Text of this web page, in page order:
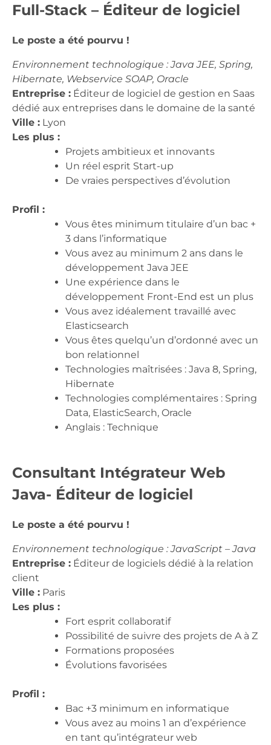
Full-Stack – Éditeur de logiciel
Le poste a été pourvu !
Environnement technologique : Java JEE, Spring,
Hibernate, Webservice SOAP, Oracle
Entreprise : Éditeur de logiciel de gestion en Saas
dédié aux entreprises dans le domaine de la santé
Ville : Lyon
Les plus :
Projets ambitieux et innovants
Un réel esprit Start-up
De vraies perspectives d’évolution
Profil :
Vous êtes minimum titulaire d’un bac +
3 dans l’informatique
Vous avez au minimum 2 ans dans le
développement Java JEE
Une expérience dans le
développement Front-End est un plus
Vous avez idéalement travaillé avec
Elasticsearch
Vous êtes quelqu’un d’ordonné avec un
bon relationnel
Technologies maîtrisées : Java 8, Spring,
Hibernate
Technologies complémentaires : Spring
Data, ElasticSearch, Oracle
Anglais : Technique
Consultant Intégrateur Web
Java- Éditeur de logiciel
Le poste a été pourvu !
Environnement technologique : JavaScript – Java
Entreprise : Éditeur de logiciels dédié à la relation
client
Ville : Paris
Les plus :
Fort esprit collaboratif
Possibilité de suivre des projets de A à Z
Formations proposées
Évolutions favorisées
Profil :
Bac +3 minimum en informatique
Vous avez au moins 1 an d’expérience
en tant qu’intégrateur web